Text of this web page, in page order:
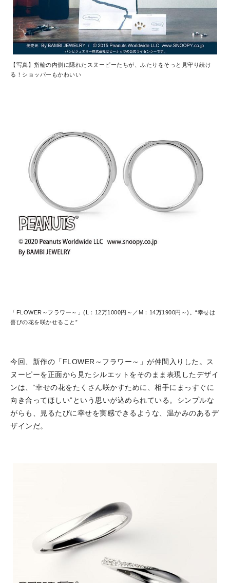
【写真】指輪の内側に隠れたスヌーピーたちが、ふたりをそっと見守り続け
る！ショッパーもかわいい
「FLOWER～フラワー～」(L：12万1000円～／M：14万1900円～)。“幸せは
喜びの花を咲かせること”
今回、新作の「FLOWER～フラワー～」が仲間入りした。ス
ヌーピーを正面から見たシルエットをそのまま表現したデザイ
ンは、“幸せの花をたくさん咲かすために、相手にまっすぐに
向き合ってほしい”という思いが込められている。シンプルな
がらも、見るたびに幸せを実感できるような、温かみのあるデ
ザインだ。